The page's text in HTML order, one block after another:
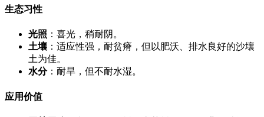
生态习性
光照 ：喜光，稍耐阴。
土壤 ：适应性强，耐贫瘠，但以肥沃、排水良好的沙壤
土为佳。
水分：耐旱，但不耐水湿。
应用价值